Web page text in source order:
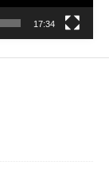
17:34